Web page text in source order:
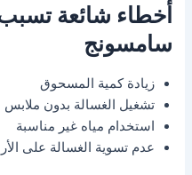
أخطاء شائعة
سامسونج
زيادة كمية المسحوق
تشغيل الغسالة بدون ملابس
استخدام مياه غير مناسبة
عدم تسوية الغسالة على